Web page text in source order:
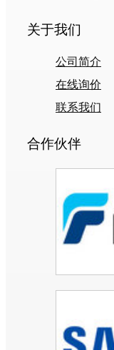
关于我们
公司简介
在线询价
联系我们
合作伙伴